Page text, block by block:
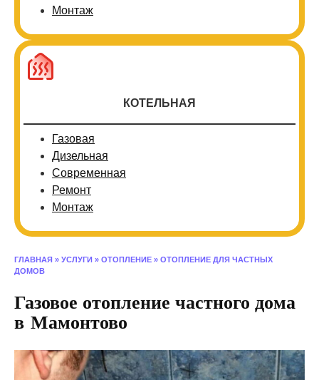
Монтаж
КОТЕЛЬНАЯ
Газовая
Дизельная
Современная
Ремонт
Монтаж
ГЛАВНАЯ » УСЛУГИ » ОТОПЛЕНИЕ » ОТОПЛЕНИЕ ДЛЯ ЧАСТНЫХ
ДОМОВ
Газовое отопление частного дома
в Мамонтово